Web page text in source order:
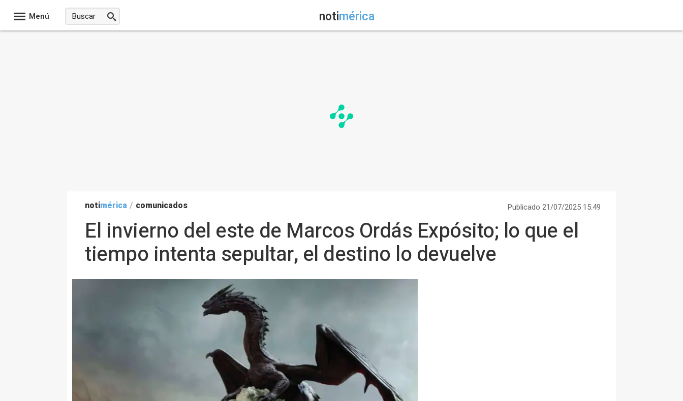
Menú notimérica
notimérica / comunicados Publicado 21/07/2025 15:49
El invierno del este de Marcos Ordás Expósito; lo que el
tiempo intenta sepultar, el destino lo devuelve